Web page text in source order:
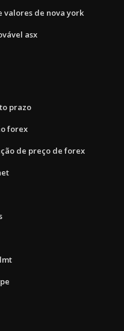
valores de nova york
asx
prazo
forex
de preço de forex